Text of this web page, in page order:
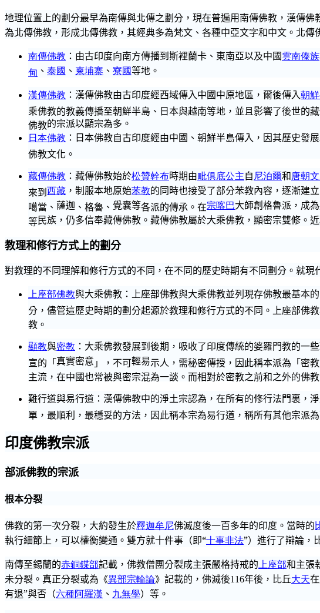
地理位置上的劃分最早為南傳與北傳之劃分，現在普遍用南傳佛教， 漢傳佛
為北傳佛教，形成北傳佛教，其經典多為梵文、各種中亞文字和中文。北傳
南傳佛教 ：由古印度向南方傳播到斯裡蘭卡、東南亞以及中國雲南傣族
甸 、 泰國 、 柬埔寨 、 寮國等地。
漢傳佛教 ： 漢傳佛教由古印度經西域傳入中國中原地區，爾後傳入朝
乘佛教的教義傳播至朝鮮半島、日本與越南等地，並且影響了後世的
佛教的宗派以顯宗為多。
日本佛教 ：日本佛教自古印度經由中國、朝鮮半島傳入，因其歷史發
佛教文化。
藏傳佛教 ：藏傳佛教始於松贊幹布時期由毗俱底公主自尼泊爾和唐朝
來到西藏 ，制服本地原始苯教的同時也接受了部分苯教內容 ，逐漸建
噶當、 薩迦 、格魯、 覺囊等各派的傳承。在宗喀巴大師創格魯派，成
等民族，仍多信奉藏傳佛教。藏傳佛教屬於大乘佛教，顯密宗雙修 。
教理和修行方式上的劃分
對教理的不同理解和修行方式的不同，在不同的歷史時期有不同劃分。就現
上座部佛教與大乘佛教：上座部佛教與大乘佛教並列現存佛教最基本
分，儘管這歷史時期的劃分起源於教理和修行方式的不同。上座部佛
教。
顯教與密教 ：大乘佛教發展到後期，吸收了印度傳統的婆羅門教的一
宣的「真實密意 」，不可輕易示人，需秘密傳授，因此稱本派為「密
主流，在中國也常被與密宗混為一談。而相對於密教之前和之外的佛
難行道與易行道： 漢傳佛教中的淨土宗認為，在所有的修行法門裏 ，
單，最順利，最穩妥的方法，因此稱本宗為易行道，稱所有其他宗派
印度佛教宗派
部派佛教的宗派
根本分裂
佛教的第一次分裂，大約發生於釋迦牟尼佛滅度後一百多年的印度。當時的
執行細節上，可以權衡變通。雙方就十件事（即“十事非法”）進行了辯論，
南傳至錫蘭的赤銅鍱部記載，佛教僧團分裂成主張嚴格持戒的上座部和主張
未分裂。真正分裂或為《異部宗輪論》記載的， 佛滅後116年後，比丘大天
有退”與否（六種阿羅漢 、 九無學）等。